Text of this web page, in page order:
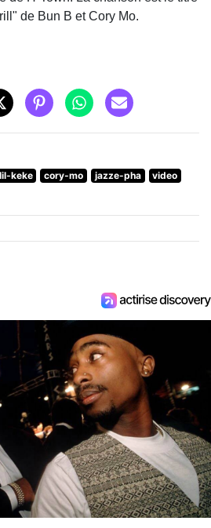
de Bun B et Cory Mo.
lil-keke cory-mo jazze-pha
video